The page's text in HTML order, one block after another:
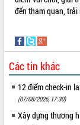
Không có file video
ALBUM ẢNH
đến tham quan,
Các tin khác
12 điểm check-in
(07/08/2026, 17:30)
Xây dựng thương